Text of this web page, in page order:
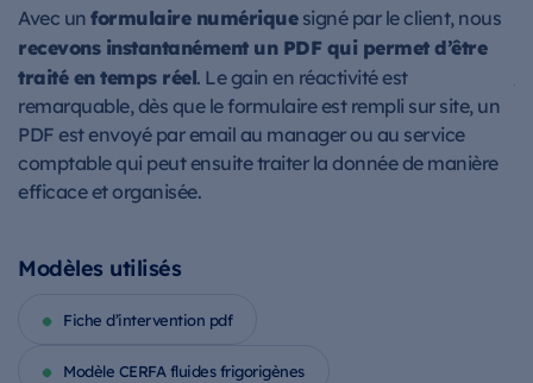
Avec unformulaire numériquesigné par le client, nous
recevons instantanément un PDF qui permet d’être
traité en temps réel. Le gain en réactivité est
remarquable, dès que le formulaire est rempli sur site, un
PDF est envoyé par email au manager ou au service
comptable qui peut ensuite traiter la donnée de manière
efficace et organisée.
Modèles utilisés
Fiche d’intervention pdf
Modèle CERFA fluides frigorigènes